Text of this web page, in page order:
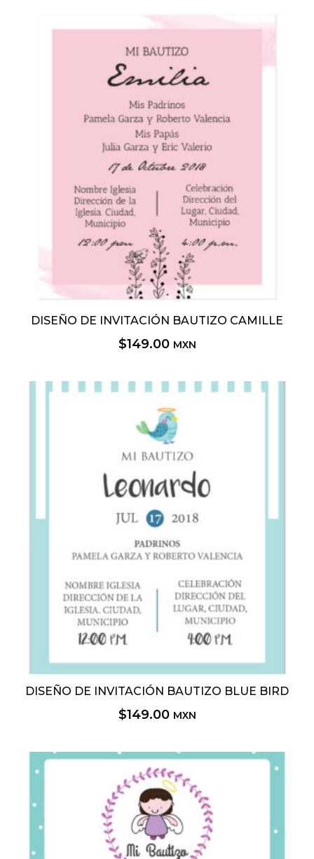
DISEÑO DE INVITACIÓN BAUTIZO CAMILLE
$149.00 MXN
DISEÑO DE INVITACIÓN BAUTIZO BLUE BIRD
$149.00 MXN